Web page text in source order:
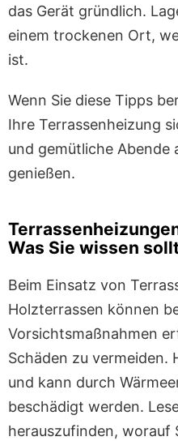
das Gerät gründlich.
einem trockenen Ort,
ist.
Wenn Sie diese Tipps
Ihre Terrassenheizung
und gemütliche Abende
genießen.
Was Sie wissen
Beim Einsatz von
Holzterrassen können
Vorsichtsmaßnahmen
Schäden zu vermeiden.
und kann durch
beschädigt werden.
herauszufinden, worauf